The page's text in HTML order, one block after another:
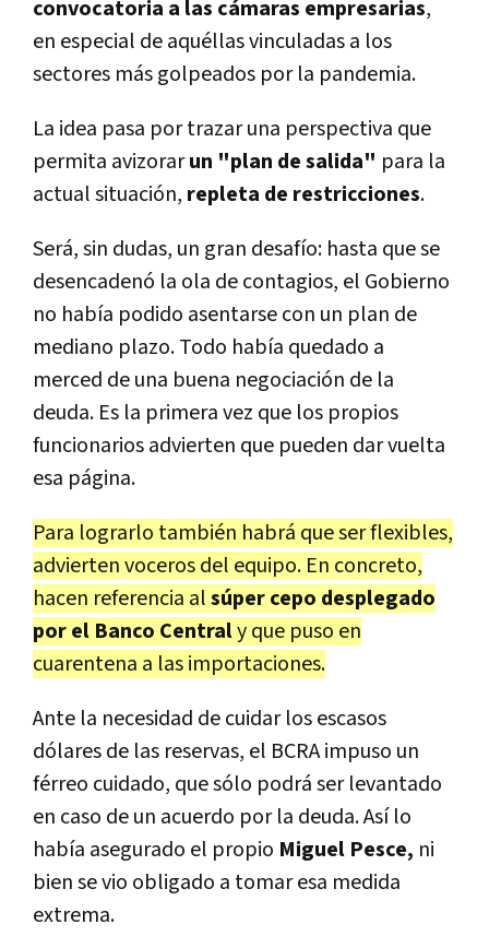
convocatoria a las cámaras empresarias,
en especial de aquéllas vinculadas a los
sectores más golpeados por la pandemia.
La idea pasa por trazar una perspectiva que
permita avizorarun "plan de salida" para la
actual situación, repleta de restricciones.
Será, sin dudas, un gran desafío: hasta que se
desencadenó la ola de contagios, el Gobierno
no había podido asentarse con un plan de
mediano plazo. Todo había quedado a
merced de una buena negociación de la
deuda. Es la primera vez que los propios
funcionarios advierten que pueden dar vuelta
esa página.
Para lograrlo también habrá que ser flexibles,
advierten voceros del equipo. En concreto,
hacen referencia alsúper cepo desplegado
por el Banco Centraly que puso en
cuarentena a las importaciones.
Ante la necesidad de cuidar los escasos
dólares de las reservas, el BCRA impuso un
férreo cuidado, que sólo podrá ser levantado
en caso de un acuerdo por la deuda. Así lo
había asegurado el propio Miguel Pesce, ni
bien se vio obligado a tomar esa medida
extrema.